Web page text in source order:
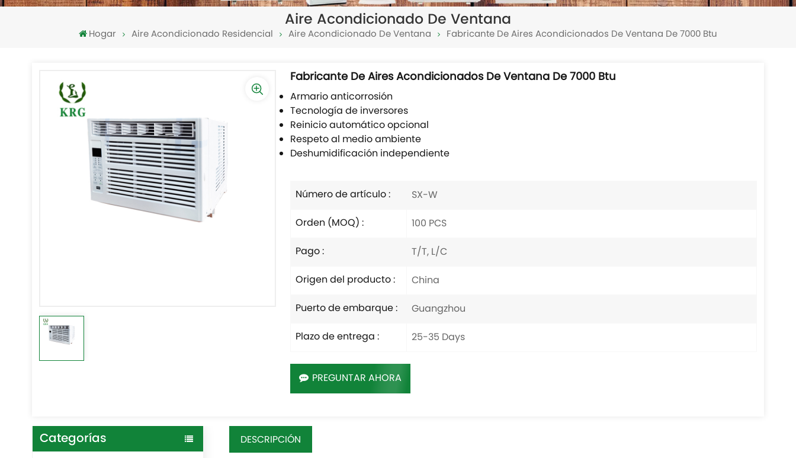
Aire Acondicionado De Ventana
Hogar Aire Acondicionado Residencial Aire Acondicionado De Ventana Fabricante De Aires Acondicionados De Ventana De 7000 Btu
Fabricante De Aires Acondicionados De Ventana De 7000 Btu
Armario anticorrosión
Tecnología de inversores
Reinicio automático opcional
Respeto al medio ambiente
Deshumidificación independiente
Número de artículo :
SX-W
Orden (MOQ) :
100 PCS
Pago :
T/T, L/C
Origen del producto :
China
Puerto de embarque :
Guangzhou
Plazo de entrega :
25-35 Days
PREGUNTAR AHORA
Categorías
DESCRIPCIÓN